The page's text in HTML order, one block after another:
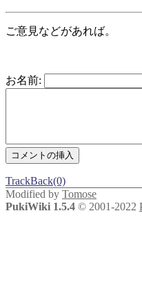
超級2-5 MDヴェ
超級2-7MDコルメ
超級2-8 MDグラ
超級3-3 賢者の遺
超級3-5 MD保安
超級3-6 MD水上
ご意見などがあれば。
お名前:
TrackBack(0)
Modified by Tomose
PukiWiki 1.5.4 © 2001-2022